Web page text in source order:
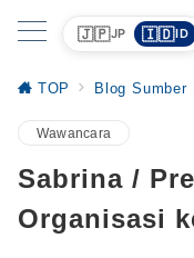
TOP Blog Sumber
Wawancara
Sabrina /
Organisasi
🇯🇵JP 🇮🇩ID